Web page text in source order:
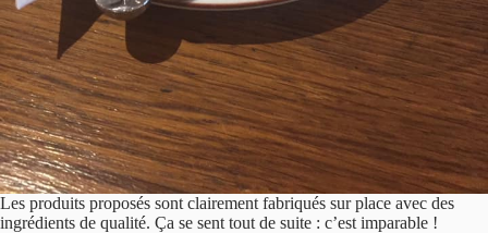
Les produits proposés sont clairement fabriqués sur place avec des
ingrédients de qualité. Ça se sent tout de suite : c’est imparable !